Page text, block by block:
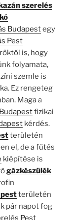
szerelés
Budapestegy
Pest
is, hogy
folyamata,
szemle is
Ez rengeteg
Maga a
fizikai
kérdés.
területén
el, de a fűtés
kiépítése is
gázkészülék
területén
pár napot fog
Pest